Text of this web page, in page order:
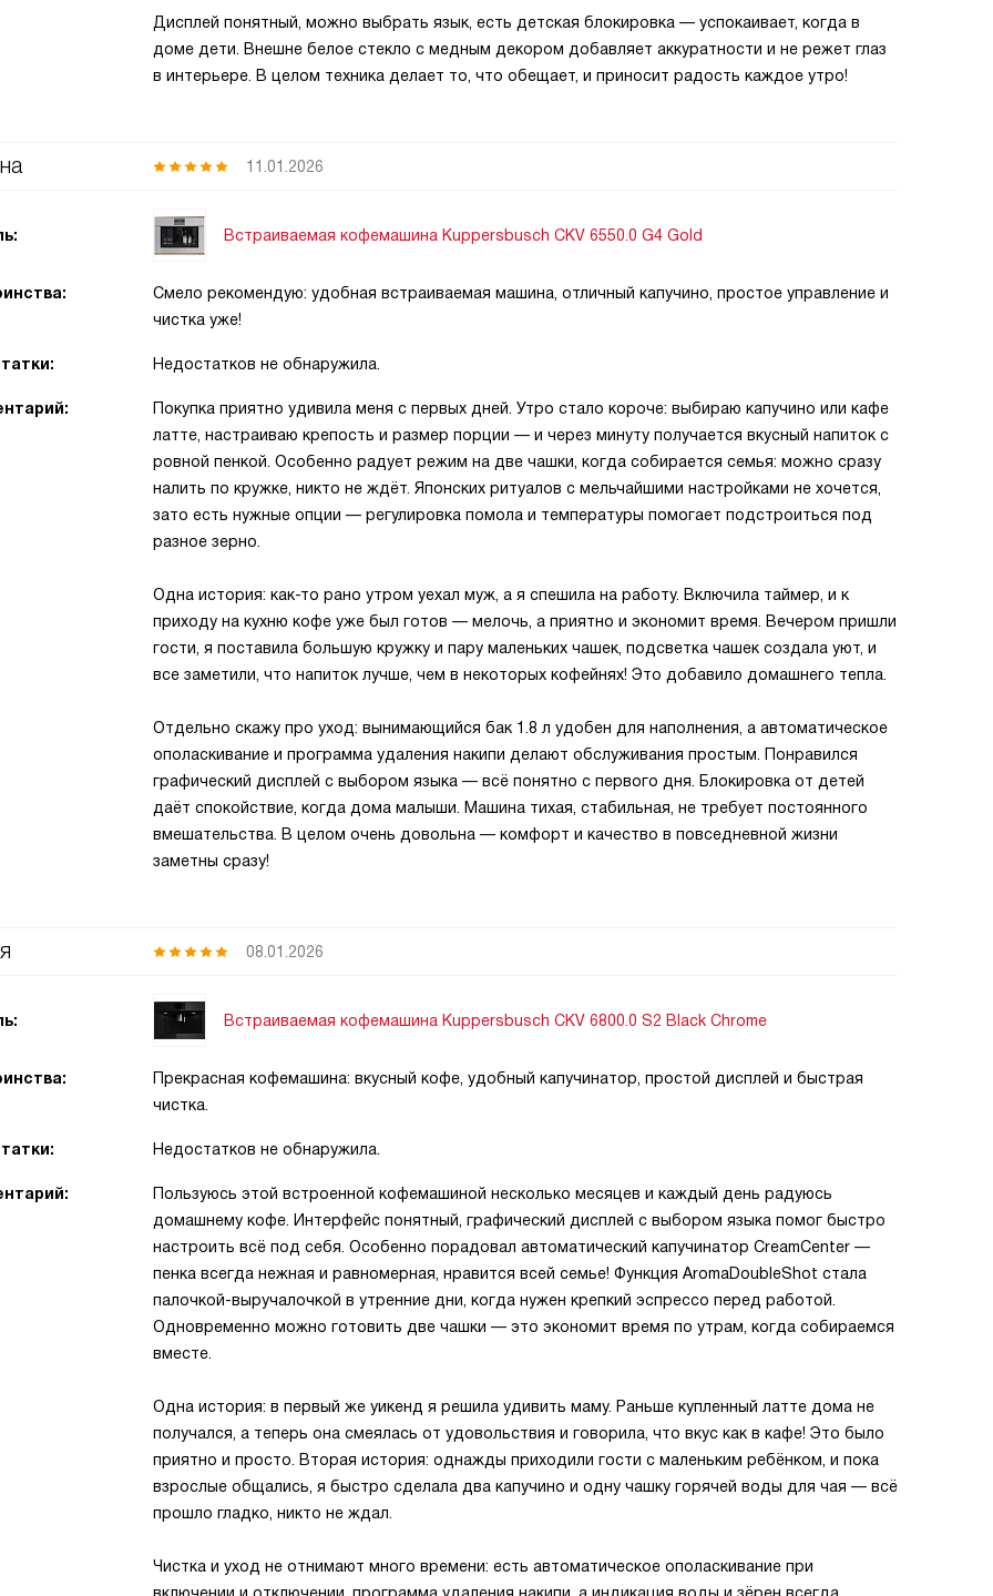
Дисплей понятный, можно выбрать язык, есть детская блокировка — успокаивает, когда в
доме дети. Внешне белое стекло с медным декором добавляет аккуратности и не режет глаз
в интерьере. В целом техника делает то, что обещает, и приносит радость каждое утро!
11.01.2026
Встраиваемая кофемашина Kuppersbusch CKV 6550.0 G4 Gold
Смело рекомендую: удобная встраиваемая машина, отличный капучино, простое управление и
чистка уже!
Недостатков не обнаружила.
Покупка приятно удивила меня с первых дней. Утро стало короче: выбираю капучино или кафе
латте, настраиваю крепость и размер порции — и через минуту получаетcя вкусный напиток с
ровной пенкой. Особенно радует режим на две чашки, когда собирается семья: можно сразу
налить по кружке, никто не ждёт. Японских ритуалов с мельчайшими настройками не хочется,
зато есть нужные опции — регулировка помола и температуры помогает подстроиться под
разное зерно.
Одна история: как-то рано утром уехал муж, а я спешила на работу. Включила таймер, и к
приходу на кухню кофе уже был готов — мелочь, а приятно и экономит время. Вечером пришли
гости, я поставила большую кружку и пару маленьких чашек, подсветка чашек создала уют, и
все заметили, что напиток лучше, чем в некоторых кофейнях! Это добавило домашнего тепла.
Отдельно скажу про уход: вынимающийся бак 1.8 л удобен для наполнения, а автоматическое
ополаскивание и программа удаления накипи делают обслуживания простым. Понравился
графический дисплей с выбором языка — всё понятно с первого дня. Блокировка от детей
даёт спокойствие, когда дома малыши. Машина тихая, стабильная, не требует постоянного
вмешательства. В целом очень довольна — комфорт и качество в повседневной жизни
заметны сразу!
08.01.2026
Встраиваемая кофемашина Kuppersbusch CKV 6800.0 S2 Black Chrome
Прекрасная кофемашина: вкусный кофе, удобный капучинатор, простой дисплей и быстрая
чистка.
Недостатков не обнаружила.
Пользуюсь этой встроенной кофемашиной несколько месяцев и каждый день радуюсь
домашнему кофе. Интерфейс понятный, графический дисплей с выбором языка помог быстро
настроить всё под себя. Особенно порадовал автоматический капучинатор CreamCenter —
пенка всегда нежная и равномерная, нравится всей семье! Функция AromaDoubleShot стала
палочкой-выручалочкой в утренние дни, когда нужен крепкий эспрессо перед работой.
Одновременно можно готовить две чашки — это экономит время по утрам, когда собираемся
вместе.
Одна история: в первый же уикенд я решила удивить маму. Раньше купленный латте дома не
получался, а теперь она смеялась от удовольствия и говорила, что вкус как в кафе! Это было
приятно и просто. Вторая история: однажды приходили гости с маленьким ребёнком, и пока
взрослые общались, я быстро сделала два капучино и одну чашку горячей воды для чая — всё
прошло гладко, никто не ждал.
Чистка и уход не отнимают много времени: есть автоматическое ополаскивание при